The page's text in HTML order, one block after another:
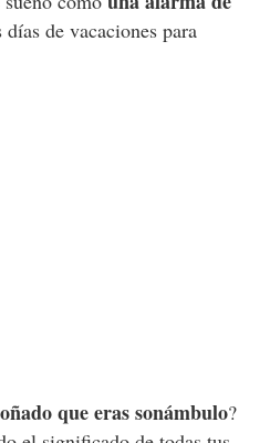
de vacaciones para
que eras sonámbulo?